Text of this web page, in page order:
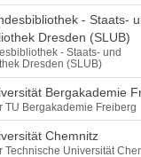
- Staats-
Dresden (SLUB)
- Staats- und
Dresden (SLUB)
Bergakademie
TU Bergakademie Freiberg
Chemnitz
Technische Universität